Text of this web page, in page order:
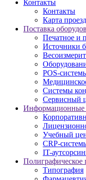
Контакты
Контакты
Карта
Поставка
Печатное и
Источники
POS-
Системы
Сервисный
Информационные
Учебный
CRP-
IT-
Полиграфическое
Типография